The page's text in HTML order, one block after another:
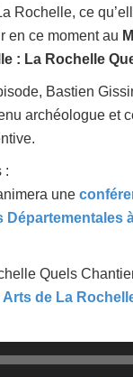
Rochelle, ce
en ce moment au
: La Rochelle
Bastien
archéologue et
:
une
Départementales
Quels
Arts de La